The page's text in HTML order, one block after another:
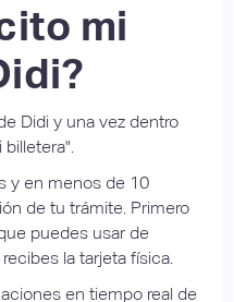
mi
Didi y una vez dentro
y en menos de 10
de tu trámite. Primero
puedes usar de
la tarjeta física.
en tiempo real de